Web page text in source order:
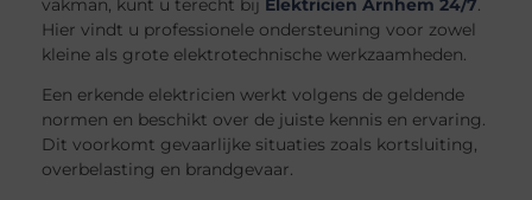
vakman, kunt u terecht bij Elektricien Arnhem 24/7.
Hier vindt u professionele ondersteuning voor zowel
kleine als grote elektrotechnische werkzaamheden.
Een erkende elektricien werkt volgens de geldende
normen en beschikt over de juiste kennis en ervaring.
Dit voorkomt gevaarlijke situaties zoals kortsluiting,
overbelasting en brandgevaar.